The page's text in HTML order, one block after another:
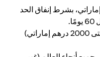
بقيمة 1,500 درهم إماراتي، بشرط إنفاق الحد
خصم 50٪ على تذاكر الطيران (حتى 2000 درهم إماراتي)